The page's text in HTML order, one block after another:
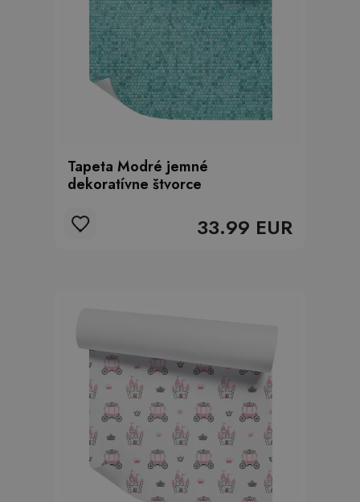
Tapeta Modré jemné
dekoratívne štvorce
33.99 EUR